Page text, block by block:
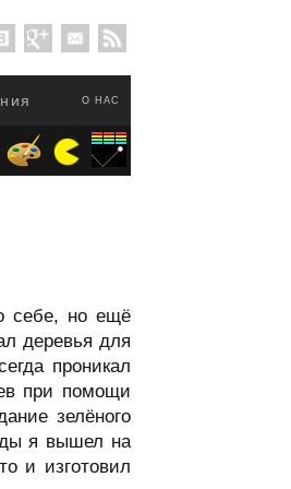
О НАС
себе, но ещё
деревья для
проникал
при помощи
зелёного
я вышел на
и изготовил